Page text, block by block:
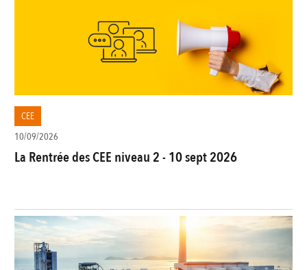
CEE
10/09/2026
La Rentrée des CEE niveau 2 - 10 sept 2026